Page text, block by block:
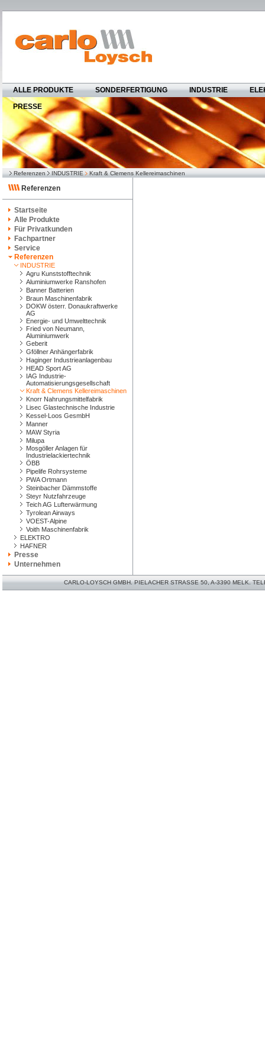
ALLE PRODUKTE SONDERFERTIGUNG INDUSTRIE
PRESSE
Referenzen INDUSTRIE Kraft & Clemens Kellereimaschinen
Referenzen
Startseite
Alle Produkte
Für Privatkunden
Fachpartner
Service
Referenzen
INDUSTRIE
Agru Kunststofftechnik
Aluminiumwerke Ranshofen
Banner Batterien
Braun Maschinenfabrik
DOKW österr. Donaukraftwerke
AG
Energie- und Umwelttechnik
Fried von Neumann,
Aluminiumwerk
Geberit
Gföllner Anhängerfabrik
Haginger Industrieanlagenbau
HEAD Sport AG
IAG Industrie-
Automatisierungsgesellschaft
Kraft & Clemens Kellereimaschinen
Knorr Nahrungsmittelfabrik
Lisec Glastechnische Industrie
Kessel-Loos GesmbH
Manner
MAW Styria
Milupa
Mosgöller Anlagen für
Industrielackiertechnik
ÖBB
Pipelife Rohrsysteme
PWA Ortmann
Steinbacher Dämmstoffe
Steyr Nutzfahrzeuge
Teich AG Lufterwärmung
Tyrolean Airways
VOEST-Alpine
Voith Maschinenfabrik
ELEKTRO
HAFNER
Presse
Unternehmen
CARLO-LOYSCH GMBH. PIELACHER STRASSE 50, A-3390 MELK.